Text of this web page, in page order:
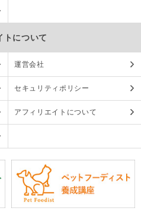
トについて
運営会社
セキュリティポリシー
アフィリエイトについて